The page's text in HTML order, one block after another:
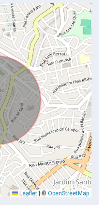
Leaflet |© OpenStreetMap